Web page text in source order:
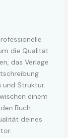
die Qualität
das Verlage
und Struktur.
einem
Buch
deines